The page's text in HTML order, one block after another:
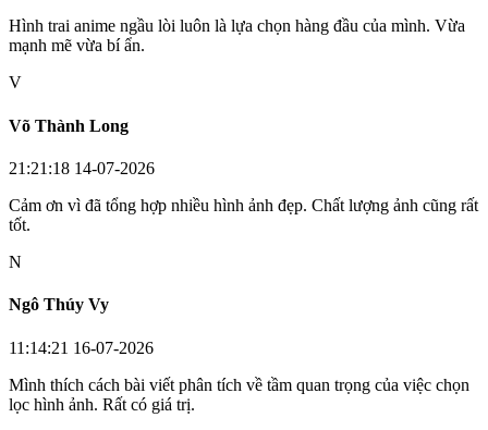
Hình trai anime ngầu lòi luôn là lựa chọn hàng đầu của mình. Vừa
mạnh mẽ vừa bí ẩn.
V
Võ Thành Long
21:21:18 14-07-2026
Cảm ơn vì đã tổng hợp nhiều hình ảnh đẹp. Chất lượng ảnh cũng rất
tốt.
N
Ngô Thúy Vy
11:14:21 16-07-2026
Mình thích cách bài viết phân tích về tầm quan trọng của việc chọn
lọc hình ảnh. Rất có giá trị.